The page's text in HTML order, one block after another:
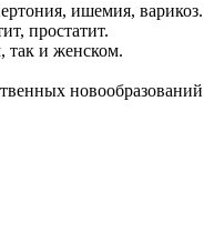
ишемия, варикоз.
простатит.
так и женском.